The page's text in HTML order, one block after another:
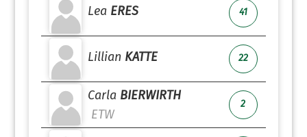
Lea ERES 41
Lillian KATTE 22
Carla BIERWIRTH
ETW
2